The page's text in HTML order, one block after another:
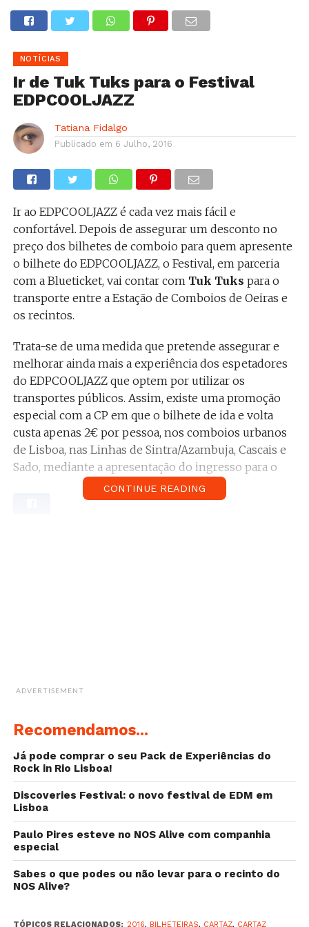
NOTÍCIAS
Ir de Tuk Tuks para o Festival
EDPCOOLJAZZ
Tatiana Fidalgo
Publicado em 6 Julho, 2016
Ir ao EDPCOOLJAZZ é cada vez mais fácil e
confortável. Depois de assegurar um desconto no
preço dos bilhetes de comboio para quem apresente
o bilhete do EDPCOOLJAZZ, o Festival, em parceria
com a Blueticket, vai contar com Tuk Tuks para o
transporte entre a Estação de Comboios de Oeiras e
os recintos.
Trata-se de uma medida que pretende assegurar e
melhorar ainda mais a experiência dos espetadores
do EDPCOOLJAZZ que optem por utilizar os
transportes públicos. Assim, existe uma promoção
especial com a CP em que o bilhete de ida e volta
custa apenas 2€ por pessoa, nos comboios urbanos
de Lisboa, nas Linhas de Sintra/Azambuja, Cascais e
Sado, mediante a apresentação do ingresso para o
concerto. Para usufruir dos Tuk Tuks
bastará
também apresentar este ingresso.
Oeiras e seguir 10 minutos a pé.
http://www.edpcooljazz.com/img/
PARQUE DOS POETAS, ESTÁDIO OEIRAS
Morada: Rua Coro de Santo Amaro de Oeiras 12 |
2780-379 Oeiras
QUAL A MELHOR FORMA DE CHEGAR?
Carro: Autoestrada A5, saída para Oeiras/Porto
Salvo.
Comboio: Linha de Cascais, sair na estação de
Paço de Arcos e seguir 20 minutos a pé.
http://www.edpcooljazz.com/img/
CONTINUE READING
ADVERTISEMENT
Recomendamos...
Já pode comprar o seu Pack de Experiências do
Rock in Rio Lisboa!
Discoveries Festival: o novo festival de EDM em
Lisboa
Paulo Pires esteve no NOS Alive com companhia
especial
Sabes o que podes ou não levar para o recinto do
NOS Alive?
TÓPICOS RELACIONADOS: 2016, BILHETEIRAS, CARTAZ, CARTAZ